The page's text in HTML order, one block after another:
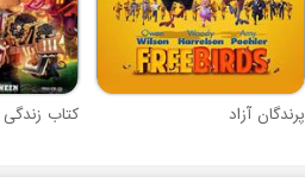
پرندگان آزاد کتاب زندگی